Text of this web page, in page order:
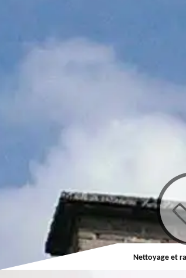
Couvreur Nettoyage et